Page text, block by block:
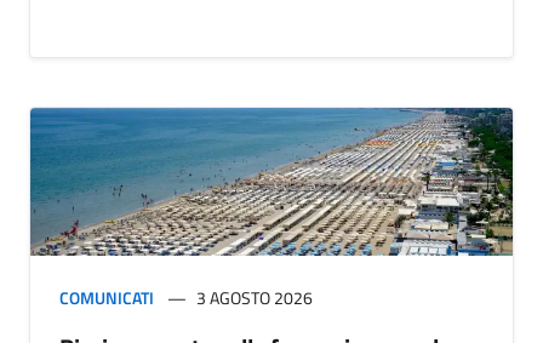
COMUNICATI 3 AGOSTO 2026